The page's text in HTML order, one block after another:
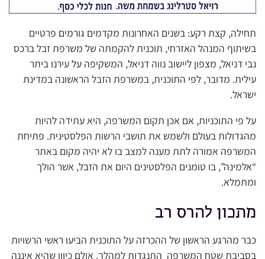
תחילה, קצת רקע: בשנים האחרונות מקדמים גורמים פרטיים
בשיתוף המנהל האזרחי, תוכנית להקמתה של משרפת זבל ברכס
נבי דניאל, מצפון ליישוב נווה דניאל, המשקיפה על עירנו ביתר
עילית. מדובר, לפי התוכנית, במשרפת הזבל הראשונה במדינת
ישראל.
על פי התוכניות, אם אכן תקום המשרפה, היא עתידה להיות
מהגדולות בעולם ולשמש את תושבי הרשות הפלסטינית. פתיחת
המשרפה אמורה לתת מענה למצב בו לא יהיה מקום באתר
“אלמינה”, בו טומנים הפלסטינים היום את הזבל, אשר הולך
ומתמלא.
מתכון להרס רב
כבר מהרגע הראשון של ההכרזה על התוכנית הביעו ראשי הרשויות
בסביבת שטח המשרפה התנגדות למהלך. אולם כיוון שהיא איננה